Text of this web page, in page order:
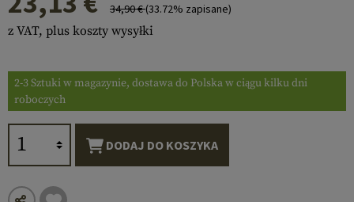
34,90 €(33.72% zapisane)
z VAT, plus koszty wysyłki
2-3 Sztuki w magazynie, dostawa do Polska w ciągu kilku dni
roboczych
DODAJ DO KOSZYKA